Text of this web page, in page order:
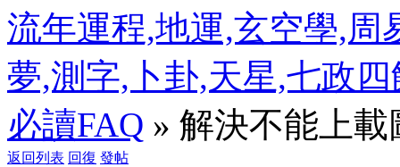
流年運程,地運,玄空學,周
夢,測字,卜卦,天星,七政
必讀FAQ » 解決不能上
返回列表 回復 發帖